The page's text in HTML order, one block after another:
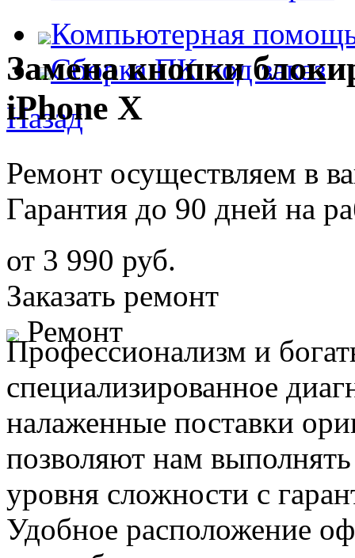
Компьютерная
Сборка ПК под заказ
Назад
Замена кнопки
iPhone X
Ремонт осуществляем в
Гарантия до 90 дней на
от 3 990 руб.
Заказать ремонт
Ремонт
Профессионализм и
специализированное
налаженные поставки
позволяют нам
уровня сложности с
Удобное расположение